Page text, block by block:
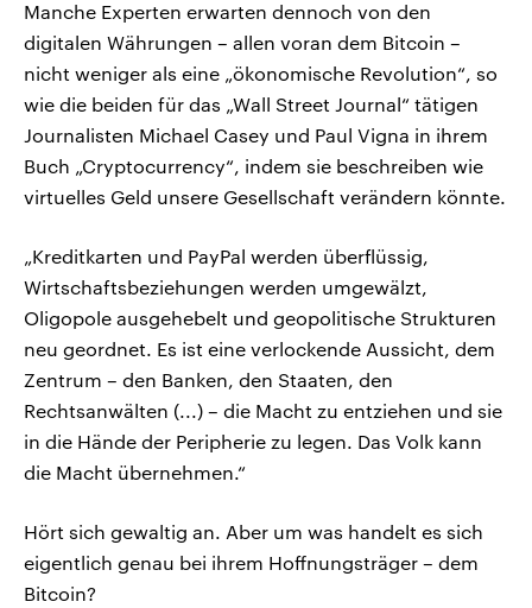
Manche Experten erwarten dennoch von den
digitalen Währungen – allen voran dem Bitcoin –
nicht weniger als eine „ökonomische Revolution“, so
wie die beiden für das „Wall Street Journal“ tätigen
Journalisten Michael Casey und Paul Vigna in ihrem
Buch „Cryptocurrency“, indem sie beschreiben wie
virtuelles Geld unsere Gesellschaft verändern könnte.
„Kreditkarten und PayPal werden überflüssig,
Wirtschaftsbeziehungen werden umgewälzt,
Oligopole ausgehebelt und geopolitische Strukturen
neu geordnet. Es ist eine verlockende Aussicht, dem
Zentrum – den Banken, den Staaten, den
Rechtsanwälten (...) – die Macht zu entziehen und sie
in die Hände der Peripherie zu legen. Das Volk kann
die Macht übernehmen.“
Hört sich gewaltig an. Aber um was handelt es sich
eigentlich genau bei ihrem Hoffnungsträger – dem
Bitcoin?